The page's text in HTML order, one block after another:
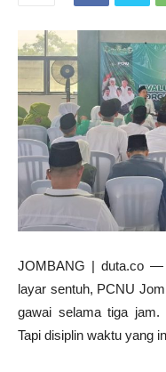
JOMBANG | duta.co —
layar sentuh, PCNU
gawai selama tiga jam.
Tapi disiplin waktu yang